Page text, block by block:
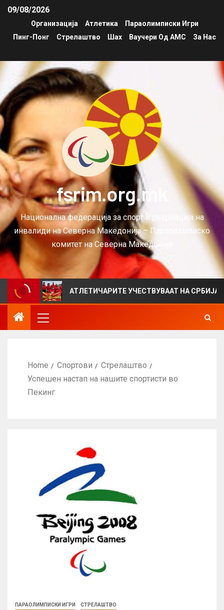
09/08/2026
Организација Атлетика
Параолимписки Игри
Пинг-Понг
Стрелаштво Шах Ваучери Од АМС За Нас
fsrim.org.mk
Национална федерација за спорт и рекреација на
инвалиди на Северна Македонија – Параолимписко
комитет на Северна Македонија
АТЛЕТИЧАРИТЕ УЧЕСТВУВААТ НА СРБИЈА ОПЕН
Home Спортови
Стрелаштво
Успешен настап на нашите спортисти во
Пекинг
ПАРАОЛИМПИСКИ ИГРИ СТРЕЛАШТВО